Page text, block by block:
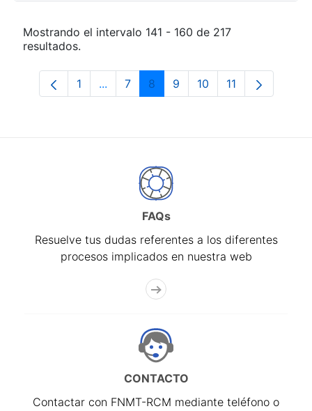
Mostrando el intervalo 141 - 160 de 217
resultados.
Página
1 ...Páginas intermedias Use TAB para
Página
7 Página
8 Página
9 Página
10 Página
11
FAQs
Resuelve tus dudas referentes a los diferentes
procesos implicados en nuestra web
CONTACTO
Contactar con FNMT-RCM mediante teléfono o